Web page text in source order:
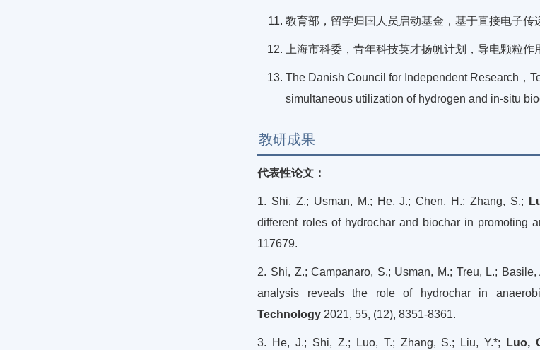
教育部，留学归国人员启动基金，基于直接电子
上海市科委，青年科技英才扬帆计划，导电颗粒
The Danish Council for Independent Research，
simultaneous utilization of hydrogen and in-situ
教研成果
代表性论文：
1. Shi, Z.; Usman, M.; He, J.; Chen, H.; Zhang, S.;
different roles of hydrochar and biochar in promoting
117679.
2. Shi, Z.; Campanaro, S.; Usman, M.; Treu, L.;
analysis reveals the role of hydrochar in
Technology 2021, 55, (12), 8351-8361.
3. He, J.; Shi, Z.; Luo, T.; Zhang, S.; Liu, Y.*; Luo,